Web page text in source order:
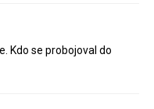
Kdo se probojoval do